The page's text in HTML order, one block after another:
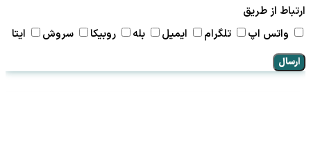
ارتباط از طریق
واتس اپ
تلگرام ایمیل بله روبیکا سروش ایتا
ارسال